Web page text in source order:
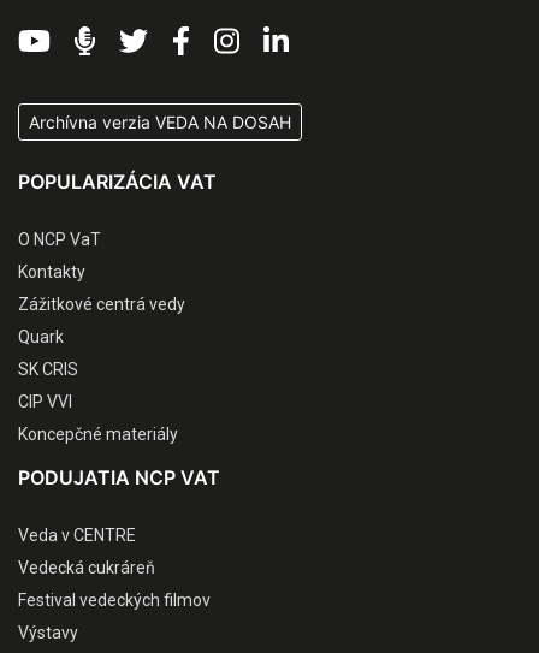
Archívna verzia VEDA NA DOSAH
POPULARIZÁCIA VAT
O NCP VaT
Kontakty
Zážitkové centrá vedy
Quark
SK CRIS
CIP VVI
Koncepčné materiály
PODUJATIA NCP VAT
Veda v CENTRE
Vedecká cukráreň
Festival vedeckých filmov
Výstavy